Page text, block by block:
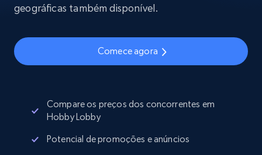
geográficas também disponível.
Comece agora
Compare os preços dos concorrentes em
Hobby Lobby
Potencial de promoções e anúncios